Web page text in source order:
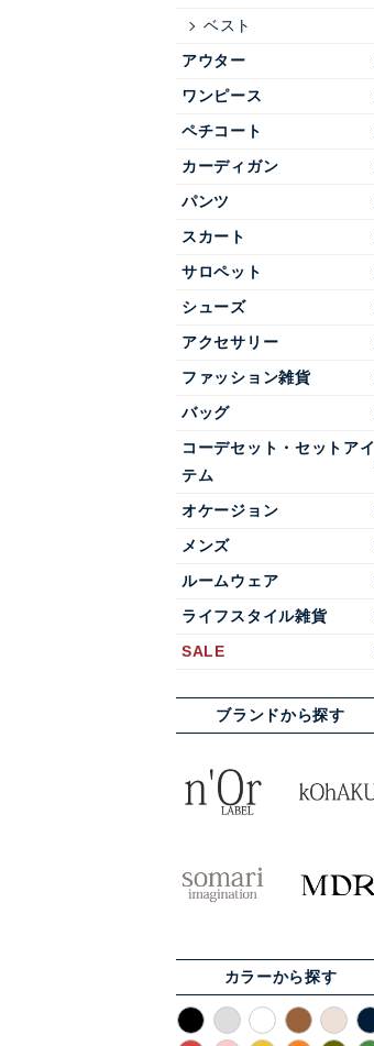
ベスト
アウター
ワンピース
ペチコート
カーディガン
パンツ
スカート
サロペット
シューズ
アクセサリー
ファッション雑貨
バッグ
コーデセット・セットアイ
テム
オケージョン
メンズ
ルームウェア
ライフスタイル雑貨
SALE
ブランドから探す
カラーから探す